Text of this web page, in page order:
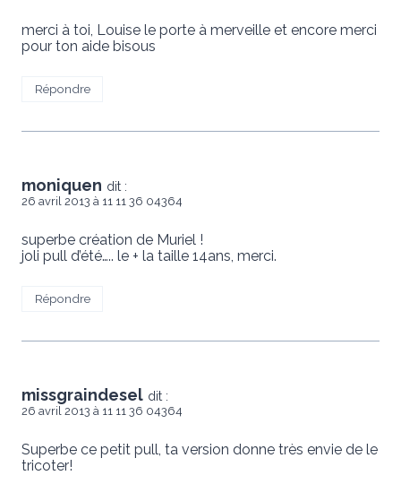
merci à toi, Louise le porte à merveille et encore merci
pour ton aide bisous
Répondre
moniquen dit :
26 avril 2013 à 11 11 36 04364
superbe création de Muriel !
joli pull d’été….. le + la taille 14ans, merci.
Répondre
missgraindesel dit :
26 avril 2013 à 11 11 36 04364
Superbe ce petit pull, ta version donne très envie de le
tricoter!